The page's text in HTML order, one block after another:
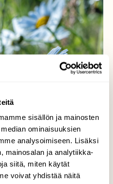
sisällön ja mainosten
ominaisuuksien
analysoimiseen. Lisäksi
mainosalan ja analytiikka-
siitä, miten käytät
voivat yhdistää näitä